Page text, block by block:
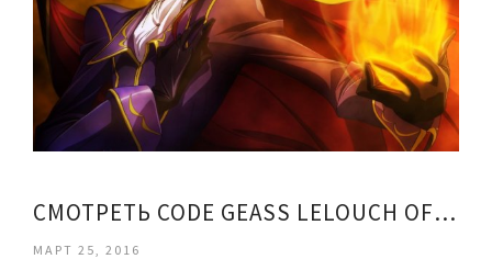
СМОТРЕТЬ CODE GEASS LELOUCH OF REBELLION
МАРТ 25, 2016